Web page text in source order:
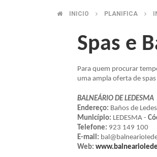
INICIO PLANIFICA
Spas e
Para quem procurar
uma ampla oferta de
BALNEÁRIO DE LEDESMA
Endereço: Baños de
Município: LEDESMA -
Telefone: 923 149 100
E-mail:
Web: